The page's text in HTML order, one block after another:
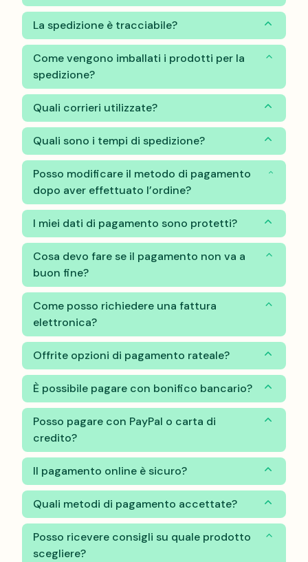
La spedizione è tracciabile?
Come vengono imballati i prodotti per la
spedizione?
Quali corrieri utilizzate?
Quali sono i tempi di spedizione?
Posso modificare il metodo di pagamento
dopo aver effettuato l’ordine?
I miei dati di pagamento sono protetti?
Cosa devo fare se il pagamento non va a
buon fine?
Come posso richiedere una fattura
elettronica?
Offrite opzioni di pagamento rateale?
È possibile pagare con bonifico bancario?
Posso pagare con PayPal o carta di
credito?
Il pagamento online è sicuro?
Quali metodi di pagamento accettate?
Posso ricevere consigli su quale prodotto
scegliere?